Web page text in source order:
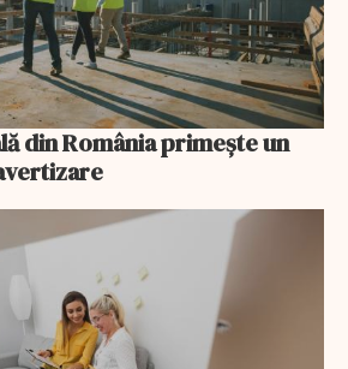
din România primește un